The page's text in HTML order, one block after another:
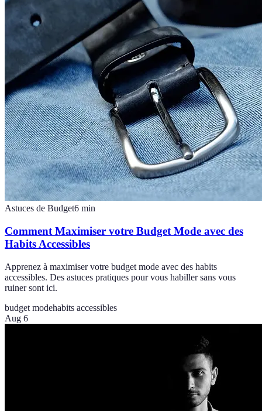
Astuces de Budget6 min
Comment Maximiser votre Budget Mode avec des
Habits Accessibles
Apprenez à maximiser votre budget mode avec des habits
accessibles. Des astuces pratiques pour vous habiller sans vous
ruiner sont ici.
budget modehabits accessibles
Aug 6